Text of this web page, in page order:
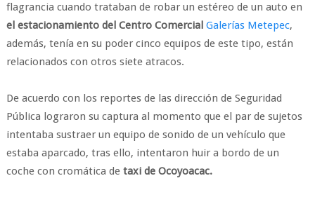
flagrancia cuando trataban de robar un estéreo de un auto en
el estacionamiento del Centro Comercial Galerías Metepec,
además, tenía en su poder cinco equipos de este tipo, están
relacionados con otros siete atracos.
De acuerdo con los reportes de las dirección de Seguridad
Pública lograron su captura al momento que el par de sujetos
intentaba sustraer un equipo de sonido de un vehículo que
estaba aparcado, tras ello, intentaron huir a bordo de un
coche con cromática detaxi de Ocoyoacac.